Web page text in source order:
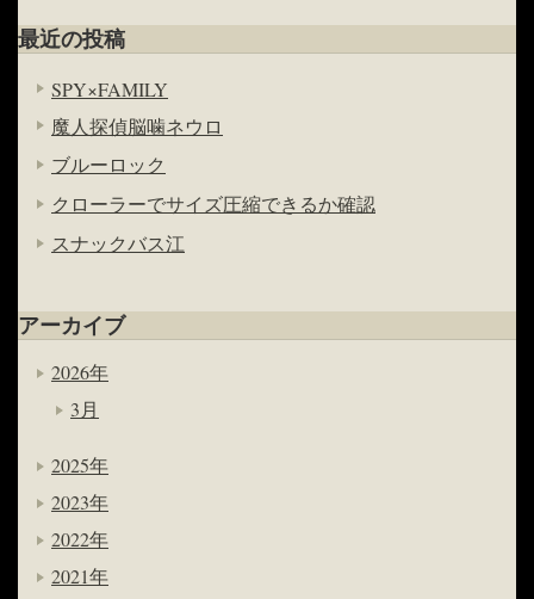
最近の投稿
SPY×FAMILY
魔人探偵脳噛ネウロ
ブルーロック
クローラーでサイズ圧縮できるか確認
スナックバス江
アーカイブ
2026年
3月
2025年
2023年
2022年
2021年